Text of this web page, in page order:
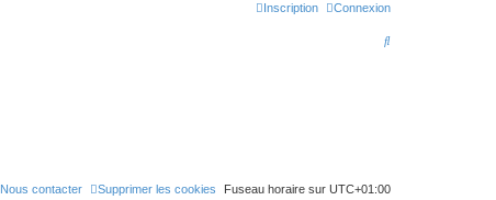
Connexion
Inscription
R
Fuseau horaire sur UTC+01:00
Supprimer les cookies
Nous contacter